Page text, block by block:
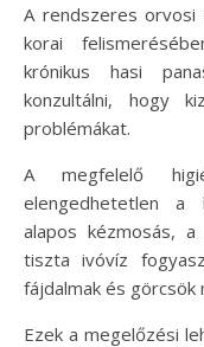
A rendszeres orvosi
korai
krónikus hasi
konzultálni, hogy
problémákat.
A megfelelő
elengedhetetlen a
alapos kézmosás,
tiszta ivóvíz
fájdalmak és görcsök
Ezek a megelőzési